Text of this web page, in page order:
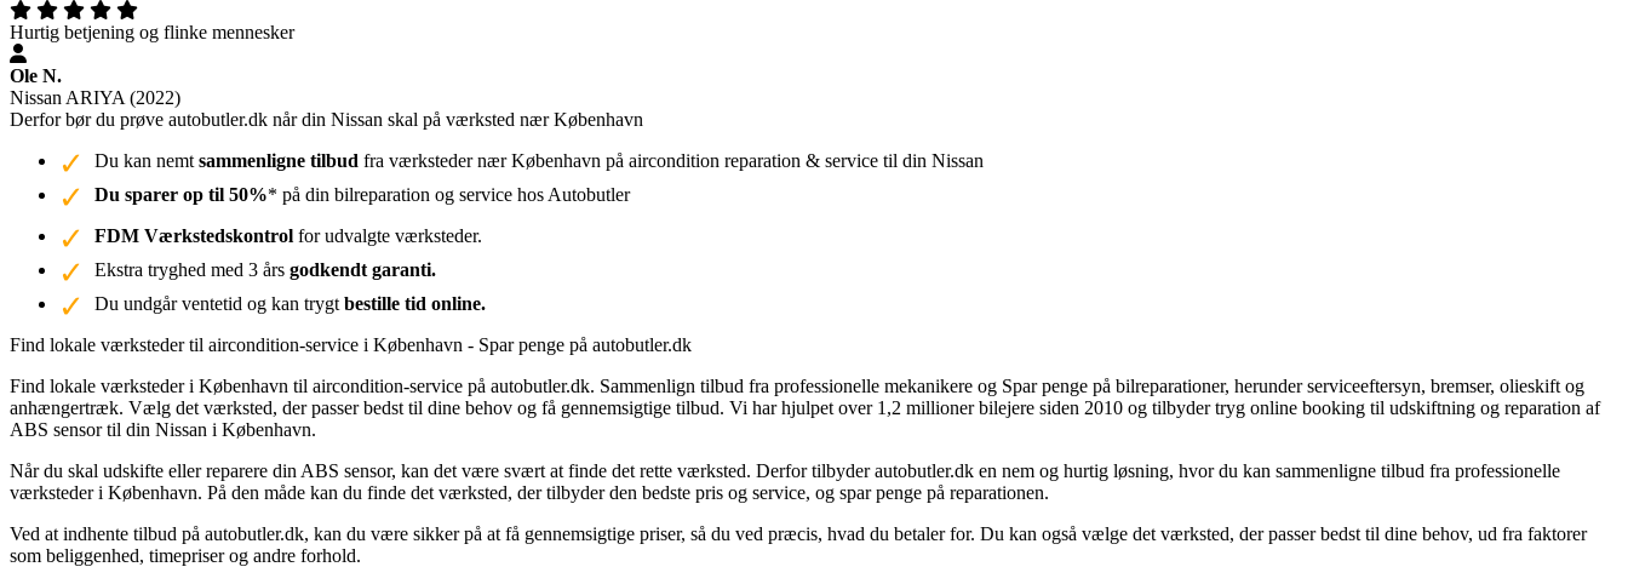
Hurtig betjening og flinke mennesker
Ole N.
Nissan ARIYA (2022)
Derfor bør du prøve autobutler.dk når din Nissan skal på værksted nær København
Du kan nemt sammenligne tilbud fra værksteder nær København på aircondition reparation & service til din Nissan
Du sparer op til 50%* på din bilreparation og service hos Autobutler
FDM Værkstedskontrol for udvalgte værksteder.
Ekstra tryghed med 3 års godkendt garanti.
Du undgår ventetid og kan trygt bestille tid online.
Find lokale værksteder til aircondition-service i København - Spar penge på autobutler.dk
Find lokale værksteder i København til aircondition-service på autobutler.dk. Sammenlign tilbud fra professionelle mekanikere og Spar penge på bilreparationer, herunder serviceeftersyn, bremser, olieskift og
anhængertræk. Vælg det værksted, der passer bedst til dine behov og få gennemsigtige tilbud. Vi har hjulpet over 1,2 millioner bilejere siden 2010 og tilbyder tryg online booking til udskiftning og reparation af
ABS sensor til din Nissan i København.
Når du skal udskifte eller reparere din ABS sensor, kan det være svært at finde det rette værksted. Derfor tilbyder autobutler.dk en nem og hurtig løsning, hvor du kan sammenligne tilbud fra professionelle
værksteder i København. På den måde kan du finde det værksted, der tilbyder den bedste pris og service, og spar penge på reparationen.
Ved at indhente tilbud på autobutler.dk, kan du være sikker på at få gennemsigtige priser, så du ved præcis, hvad du betaler for. Du kan også vælge det værksted, der passer bedst til dine behov, ud fra faktorer
som beliggenhed, timepriser og andre forhold.